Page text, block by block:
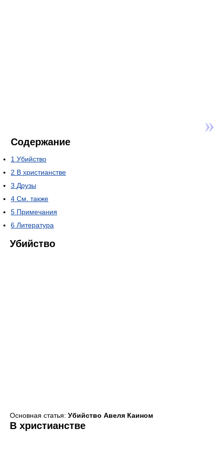
Содержание
1 Убийство
2 В христианстве
3 Друзы
4 См. также
5 Примечания
6 Литература
Убийство
Основная статья: Убийство Авеля Каином
В христианстве